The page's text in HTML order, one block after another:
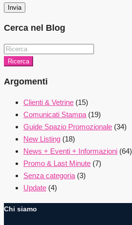
Invia
Cerca nel Blog
Ricerca
Argomenti
Clienti & Vetrine (15)
Comunicati Stampa(19)
Guide Spazio Promozionale (34)
New Listing (18)
News + Eventi + Informazioni (64)
Promo & Last Minute (7)
Senza categoria(3)
Update (4)
Chi siamo